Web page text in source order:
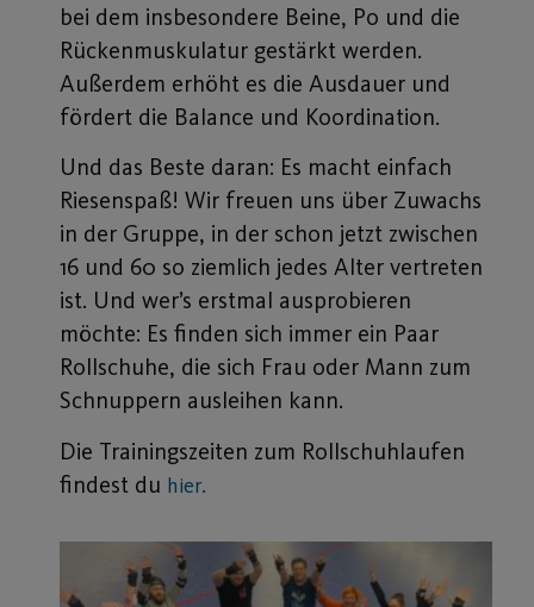
bei dem insbesondere Beine, Po und die
Rückenmuskulatur gestärkt werden.
Außerdem erhöht es die Ausdauer und
fördert die Balance und Koordination.
Und das Beste daran: Es macht einfach
Riesenspaß! Wir freuen uns über Zuwachs
in der Gruppe, in der schon jetzt zwischen
16 und 60 so ziemlich jedes Alter vertreten
ist. Und wer’s erstmal ausprobieren
möchte: Es finden sich immer ein Paar
Rollschuhe, die sich Frau oder Mann zum
Schnuppern ausleihen kann.
Die Trainingszeiten zum Rollschuhlaufen
findest du hier.